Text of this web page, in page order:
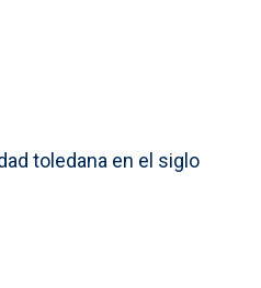
toledana en el siglo